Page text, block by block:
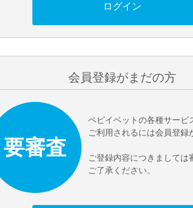
会員登録がまだの方
要審査
ペピイベットの各種サービ
ご利用されるには会員登録
ご登録内容につきましては
ご了承ください。